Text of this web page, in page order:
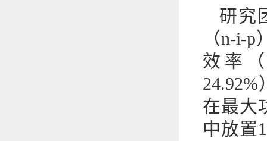
研究
（n-i-
效率
在最大
中放置